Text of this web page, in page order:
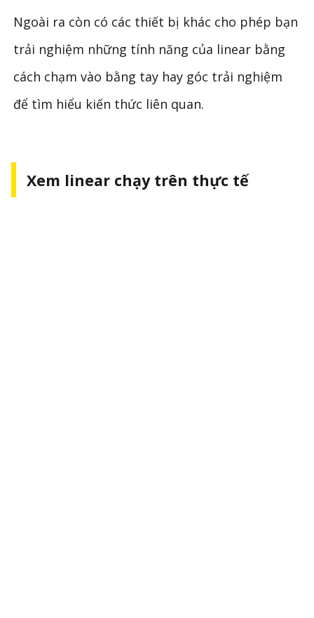
Ngoài ra còn có các thiết bị khác cho phép bạn
trải nghiệm những tính năng của linear bằng
cách chạm vào bằng tay hay góc trải nghiệm
để tìm hiểu kiến thức liên quan.
Xem linear chạy trên thực tế